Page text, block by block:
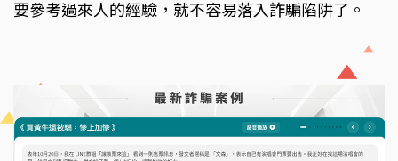
要參考過來人的經驗，就不容易落入詐騙陷阱了。